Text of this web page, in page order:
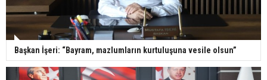
Başkan İşeri: “Bayram, mazlumların kurtuluşuna vesile olsun”